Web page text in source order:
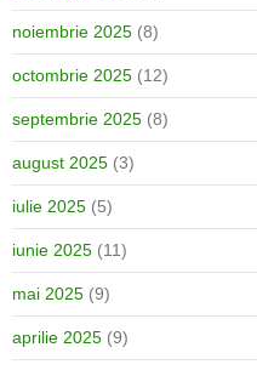
noiembrie 2025 (8)
octombrie 2025 (12)
septembrie 2025 (8)
august 2025 (3)
iulie 2025 (5)
iunie 2025 (11)
mai 2025 (9)
aprilie 2025 (9)